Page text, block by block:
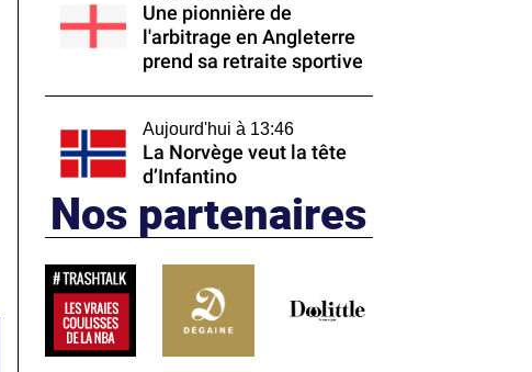
Une pionnière de
l'arbitrage en Angleterre
prend sa retraite sportive
Aujourd'hui à 13:46
La Norvège veut la tête
d’Infantino
Nos partenaires